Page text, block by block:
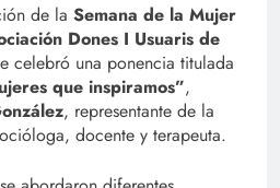
de la Semana de la Mujer
Dones I Usuaris de
celebró una ponencia titulada
que inspiramos”,
, representante de la
docente y terapeuta.